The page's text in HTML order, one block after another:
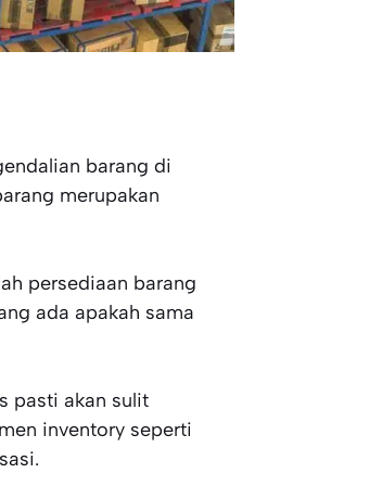
barang di
merupakan
persediaan barang
ada apakah sama
pasti akan sulit
inventory seperti